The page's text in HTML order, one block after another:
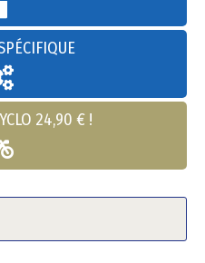
24,90 € !